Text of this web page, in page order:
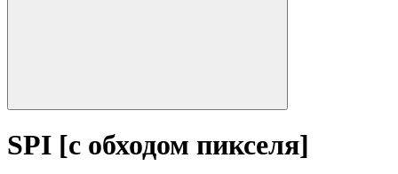
SPI [с обходом пикселя]